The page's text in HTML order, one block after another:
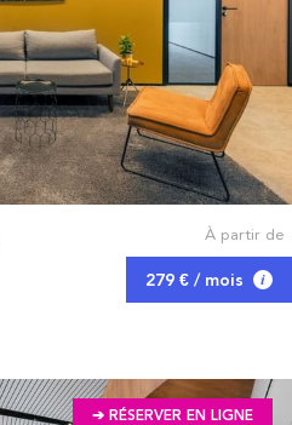
À partir de
279 € / mois
➔ RÉSERVER EN LIGNE